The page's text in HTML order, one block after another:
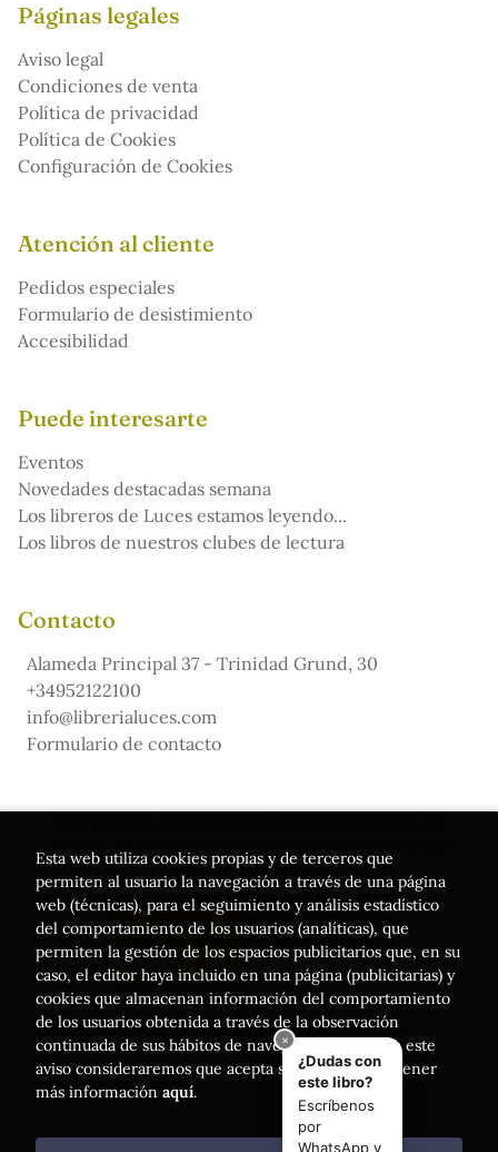
Páginas legales
Aviso legal
Condiciones de venta
Política de privacidad
Política de Cookies
Configuración de Cookies
Atención al cliente
Pedidos especiales
Formulario de desistimiento
Accesibilidad
Puede interesarte
Eventos
Novedades destacadas semana
Los libreros de Luces estamos leyendo...
Los libros de nuestros clubes de lectura
Contacto
Alameda Principal 37 - Trinidad Grund, 30
+34952122100
info@librerialuces.com
Formulario de contacto
Cómic y de la Lectura
Esta web utiliza cookies propias y de terceros que
permiten al usuario la navegación a través de una página
web (técnicas), para el seguimiento y análisis estadístico
del comportamiento de los usuarios (analíticas), que
permiten la gestión de los espacios publicitarios que, en su
caso, el editor haya incluido en una página (publicitarias) y
cookies que almacenan información del comportamiento
de los usuarios obtenida a través de la observación
continuada de sus hábitos de navegación. Si acepta este
aviso consideraremos que acepta su uso. Puede obtener
más información aquí.